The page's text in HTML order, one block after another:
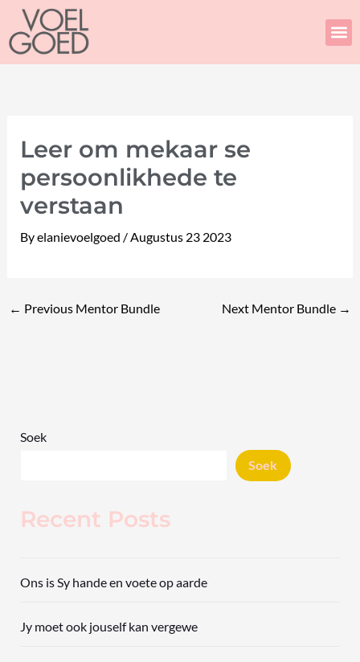
Skip
content
Leer om mekaar se
persoonlikhede te
verstaan
Byelanievoelgoed /Augustus 23 2023
← Previous Mentor Bundle Next Mentor Bundle →
Soek
Soek
Recent Posts
Ons is Sy hande en voete op aarde
Jy moet ook jouself kan vergewe